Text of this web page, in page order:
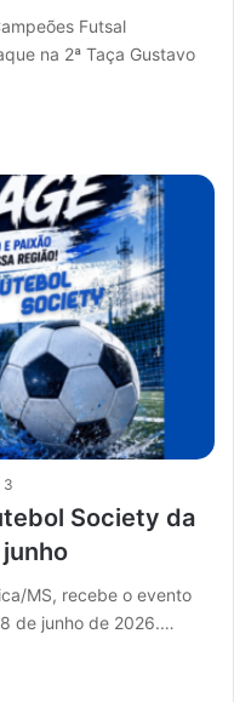
Futsal
na 2ª Taça Gustavo
3
Society da
MS, recebe o evento
de junho de 2026.…